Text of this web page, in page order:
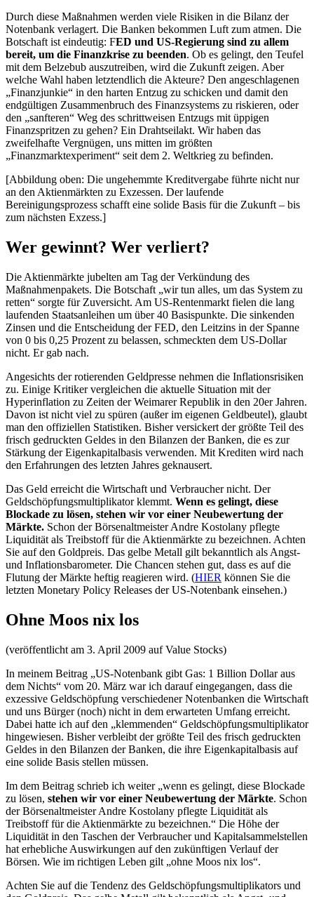
Durch diese Maßnahmen werden viele Risiken in die Bilanz der
Notenbank verlagert. Die Banken bekommen Luft zum atmen. Die
Botschaft ist eindeutig: FED und US-Regierung sind zu allem
bereit, um die Finanzkrise zu beenden. Ob es gelingt, den Teufel
mit dem Belzebub auszutreiben, wird die Zukunft zeigen. Aber
welche Wahl haben letztendlich die Akteure? Den angeschlagenen
„Finanzjunkie“ in den harten Entzug zu schicken und damit den
endgültigen Zusammenbruch des Finanzsystems zu riskieren, oder
den „sanfteren“ Weg des schrittweisen Entzugs mit üppigen
Finanzspritzen zu gehen? Ein Drahtseilakt. Wir haben das
zweifelhafte Vergnügen, uns mitten im größten
„Finanzmarktexperiment“ seit dem 2. Weltkrieg zu befinden.
[Abbildung oben: Die ungehemmte Kreditvergabe führte nicht nur
an den Aktienmärkten zu Exzessen. Der laufende
Bereinigungsprozess schafft eine solide Basis für die Zukunft – bis
zum nächsten Exzess.]
Wer gewinnt? Wer verliert?
Die Aktienmärkte jubelten am Tag der Verkündung des
Maßnahmenpakets. Die Botschaft „wir tun alles, um das System zu
retten“ sorgte für Zuversicht. Am US-Rentenmarkt fielen die lang
laufenden Staatsanleihen um über 40 Basispunkte. Die sinkenden
Zinsen und die Entscheidung der FED, den Leitzins in der Spanne
von 0 bis 0,25 Prozent zu belassen, schmeckten dem US-Dollar
nicht. Er gab nach.
Angesichts der rotierenden Geldpresse nehmen die Inflationsrisiken
zu. Einige Kritiker vergleichen die aktuelle Situation mit der
Hyperinflation zu Zeiten der Weimarer Republik in den 20er Jahren.
Davon ist nicht viel zu spüren (außer im eigenen Geldbeutel), glaubt
man den offiziellen Statistiken. Bisher versickert der größte Teil des
frisch gedruckten Geldes in den Bilanzen der Banken, die es zur
Stärkung der Eigenkapitalbasis verwenden. Mit Krediten wird nach
den Erfahrungen des letzten Jahres geknausert.
Das Geld erreicht die Wirtschaft und Verbraucher nicht. Der
Geldschöpfungsmultiplikator klemmt. Wenn es gelingt, diese
Blockade zu lösen, stehen wir vor einer Neubewertung der
Märkte. Schon der Börsenaltmeister Andre Kostolany pflegte
Liquidität als Treibstoff für die Aktienmärkte zu bezeichnen. Achten
Sie auf den Goldpreis. Das gelbe Metall gilt bekanntlich als Angst-
und Inflationsbarometer. Die Chancen stehen gut, dass es auf die
Flutung der Märkte heftig reagieren wird. (HIER können Sie die
letzten Monetary Policy Releases der US-Notenbank einsehen.)
Ohne Moos nix los
(veröffentlicht am 3. April 2009 auf Value Stocks)
In meinem Beitrag „US-Notenbank gibt Gas: 1 Billion Dollar aus
dem Nichts“ vom 20. März war ich darauf eingegangen, dass die
exzessive Geldschöpfung verschiedener Notenbanken die Wirtschaft
und uns Bürger (noch) nicht in dem erwarteten Umfang erreicht.
Dabei hatte ich auf den „klemmenden“ Geldschöpfungsmultiplikator
hingewiesen. Bisher verbleibt der größte Teil des frisch gedruckten
Geldes in den Bilanzen der Banken, die ihre Eigenkapitalbasis auf
eine solide Basis stellen müssen.
Im dem Beitrag schrieb ich weiter „wenn es gelingt, diese Blockade
zu lösen, stehen wir vor einer Neubewertung der Märkte. Schon
der Börsenaltmeister Andre Kostolany pflegte Liquidität als
Treibstoff für die Aktienmärkte zu bezeichnen.“ Die Höhe der
Liquidität in den Taschen der Verbraucher und Kapitalsammelstellen
hat erhebliche Auswirkungen auf den zukünftigen Verlauf der
Börsen. Wie im richtigen Leben gilt „ohne Moos nix los“.
Achten Sie auf die Tendenz des Geldschöpfungsmultiplikators und